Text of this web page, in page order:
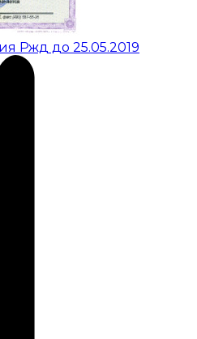
Ржд до 25.05.2019